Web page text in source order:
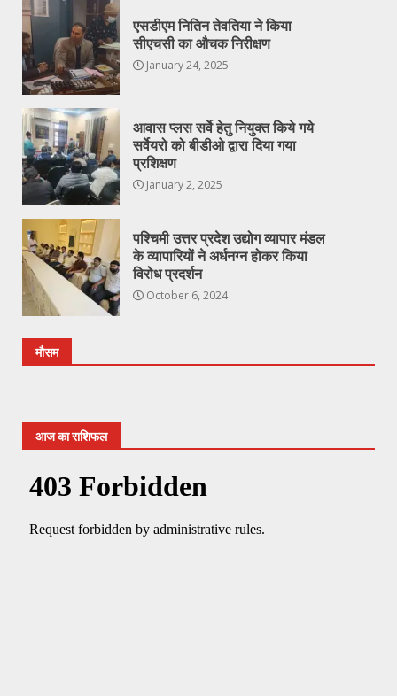
एसडीएम नितिन तेवतिया ने किया
सीएचसी का औचक निरीक्षण
January 24, 2025
आवास प्लस सर्वे हेतु नियुक्त किये गये
सर्वेयरो को बीडीओ द्वारा दिया गया
प्रशिक्षण
January 2, 2025
पश्चिमी उत्तर प्रदेश उद्योग व्यापार मंडल
के व्यापारियों ने अर्धनग्न होकर किया
विरोध प्रदर्शन
October 6, 2024
मौसम
आज का राशिफल